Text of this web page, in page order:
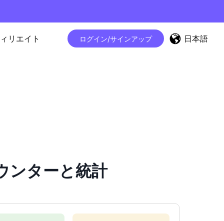
リエイト ログイン/サインアップ 日本語
ターと統計